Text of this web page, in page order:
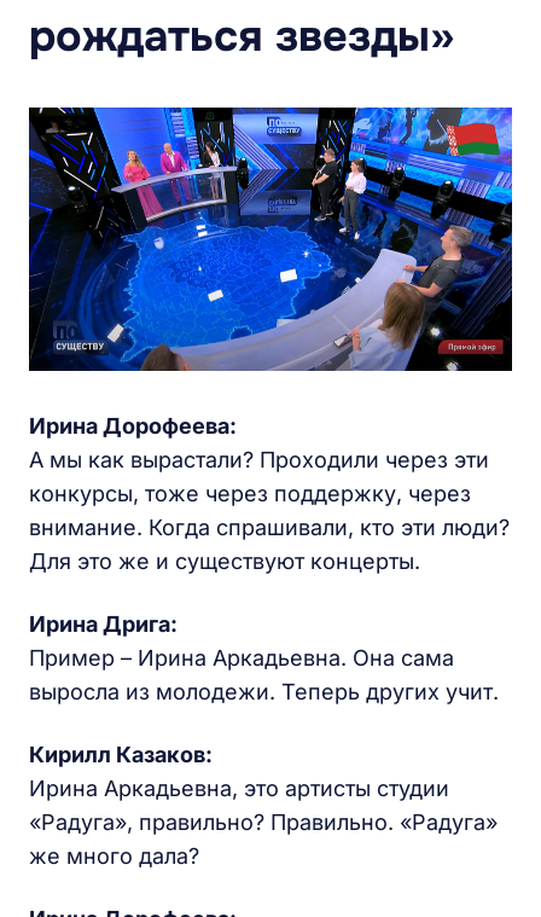
рождаться звезды»
Ирина Дорофеева:
А мы как вырастали? Проходили через эти
конкурсы, тоже через поддержку, через
внимание. Когда спрашивали, кто эти люди?
Для это же и существуют концерты.
Ирина Дрига:
Пример – Ирина Аркадьевна. Она сама
выросла из молодежи. Теперь других учит.
Кирилл Казаков:
Ирина Аркадьевна, это артисты студии
«Радуга», правильно? Правильно. «Радуга»
же много дала?